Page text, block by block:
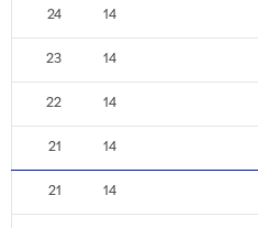
14
24
14
23
14
22
14
21
14
21